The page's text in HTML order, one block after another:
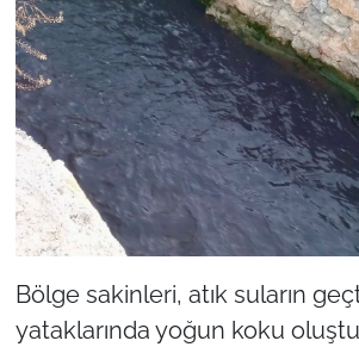
Bölge sakinleri, atık suların
yataklarında yoğun koku